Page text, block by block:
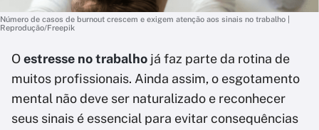
Número de casos de burnout crescem e exigem atenção aos sinais no trabalho |
Reprodução/Freepik
Oestresse no trabalho já faz parte da rotina de
muitos profissionais. Ainda assim, o esgotamento
mental não deve ser naturalizado e reconhecer
seus sinais é essencial para evitar consequências